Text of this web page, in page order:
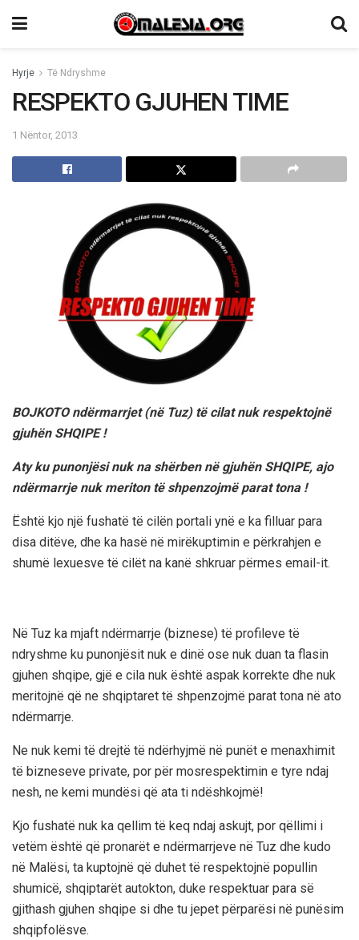
Hyrje Të Ndryshme
RESPEKTO GJUHEN TIME
1 Nëntor, 2013
BOJKOTO ndërmarrjet (në Tuz) të cilat nuk respektojnë
gjuhën SHQIPE !
Aty ku punonjësi nuk na shërben në gjuhën SHQIPE, ajo
ndërmarrje nuk meriton të shpenzojmë parat tona !
Është kjo një fushatë të cilën portali ynë e ka filluar para
disa ditëve, dhe ka hasë në mirëkuptimin e përkrahjen e
shumë lexuesve të cilët na kanë shkruar përmes email-it.
Në Tuz ka mjaft ndërmarrje (biznese) të profileve të
ndryshme ku punonjësit nuk e dinë ose nuk duan ta flasin
gjuhen shqipe, gjë e cila nuk është aspak korrekte dhe nuk
meritojnë që ne shqiptaret të shpenzojmë parat tona në ato
ndërmarrje.
Ne nuk kemi të drejtë të ndërhyjmë në punët e menaxhimit
të bizneseve private, por për mosrespektimin e tyre ndaj
nesh, ne kemi mundësi që ata ti ndëshkojmë!
Kjo fushatë nuk ka qellim të keq ndaj askujt, por qëllimi i
vetëm është që pronarët e ndërmarrjeve në Tuz dhe kudo
në Malësi, ta kuptojnë që duhet të respektojnë popullin
shumicë, shqiptarët autokton, duke respektuar para së
gjithash gjuhen shqipe si dhe tu jepet përparësi në punësim
shqipfolësve.